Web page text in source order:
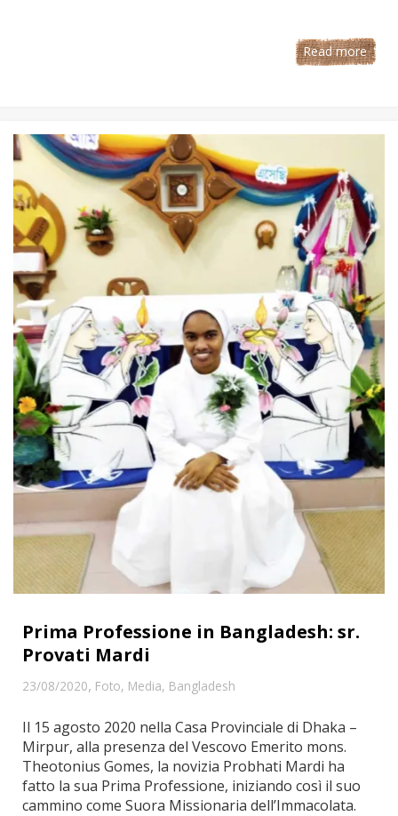
Read more
Prima Professione in Bangladesh: sr.
Provati Mardi
23/08/2020, Foto, Media, Bangladesh
Il 15 agosto 2020 nella Casa Provinciale di Dhaka –
Mirpur, alla presenza del Vescovo Emerito mons.
Theotonius Gomes, la novizia Probhati Mardi ha
fatto la sua Prima Professione, iniziando così il suo
cammino come Suora Missionaria dell’Immacolata.